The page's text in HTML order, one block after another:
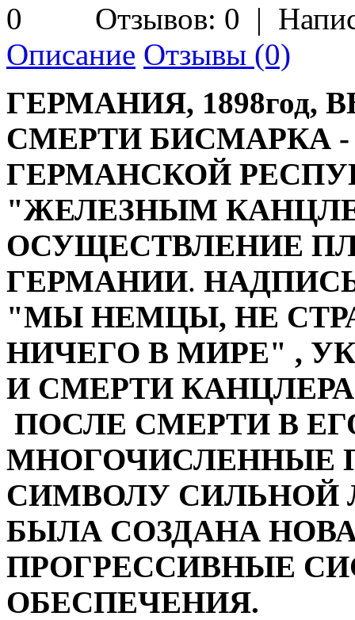
Отзывов: 0 |
Описание Отзывы (0)
ГЕРМАНИЯ,
СМЕРТИ БИСМАРКА
ГЕРМАНСКОЙ
"ЖЕЛЕЗНЫМ
ОСУЩЕСТВЛЕНИЕ
ГЕРМАНИИ.
"МЫ НЕМЦЫ, НЕ
НИЧЕГО В МИРЕ" ,
И СМЕРТИ КАНЦЛЕРА
ПОСЛЕ СМЕРТИ В
МНОГОЧИСЛЕННЫЕ
СИМВОЛУ СИЛЬНОЙ
БЫЛА СОЗДАНА
ПРОГРЕССИВНЫЕ
ОБЕСПЕЧЕНИЯ.